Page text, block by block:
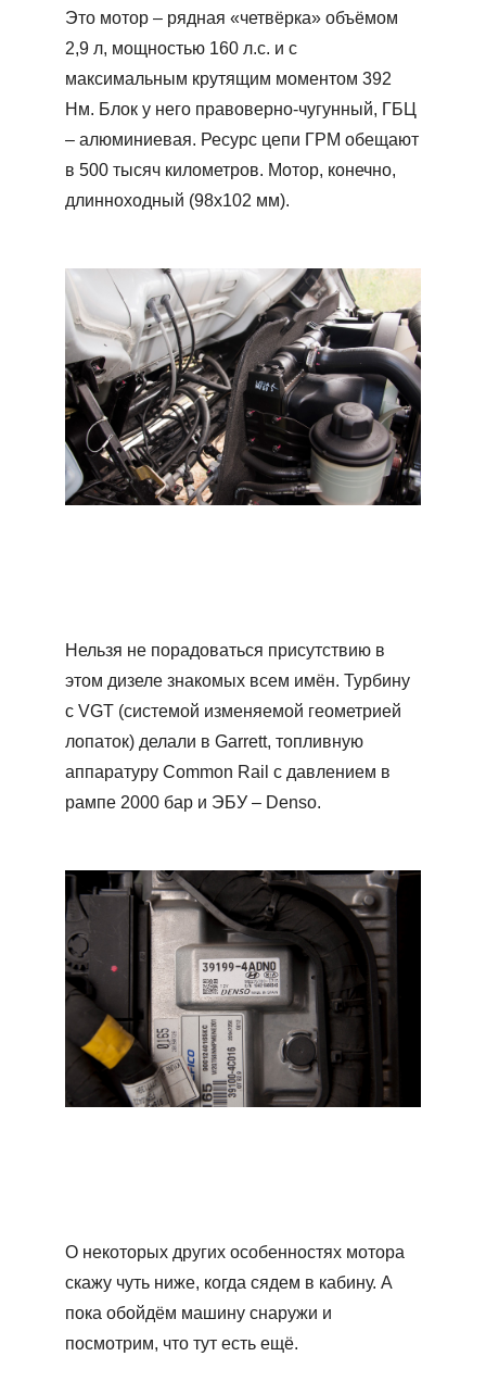
Это мотор – рядная «четвёрка» объёмом
2,9 л, мощностью 160 л.с. и с
максимальным крутящим моментом 392
Нм. Блок у него правоверно-чугунный, ГБЦ
– алюминиевая. Ресурс цепи ГРМ обещают
в 500 тысяч километров. Мотор, конечно,
длинноходный (98х102 мм).
Нельзя не порадоваться присутствию в
этом дизеле знакомых всем имён. Турбину
с VGT (системой изменяемой геометрией
лопаток) делали в Garrett, топливную
аппаратуру Common Rail с давлением в
рампе 2000 бар и ЭБУ – Denso.
О некоторых других особенностях мотора
скажу чуть ниже, когда сядем в кабину. А
пока обойдём машину снаружи и
посмотрим, что тут есть ещё.